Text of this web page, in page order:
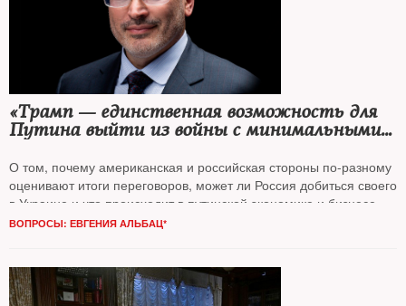
«Трамп — единственная возможность для
Путина выйти из войны с минимальными
О том, почему американская и российская стороны по-разному
оценивают итоги переговоров, может ли Россия добиться своего
в Украине и что происходит в путинской экономике и бизнесе,
NTпоговорил с бизнесменом и общественным деятелем
ВОПРОСЫ: ЕВГЕНИЯ АЛЬБАЦ*